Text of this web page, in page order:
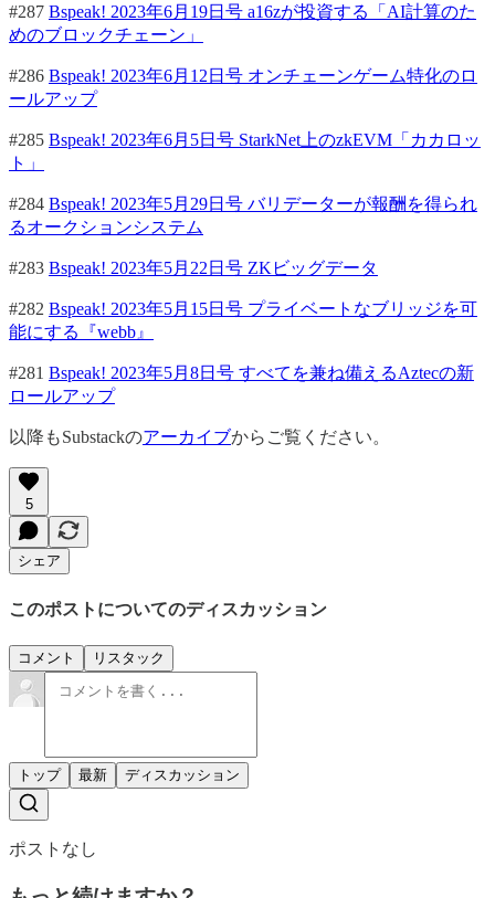
#287 Bspeak! 2023年6月19日号 a16zが投資する「AI計算のた
めのブロックチェーン」
#286 Bspeak! 2023年6月12日号 オンチェーンゲーム特化のロ
ールアップ
#285 Bspeak! 2023年6月5日号 StarkNet上のzkEVM「カカロッ
ト」
#284 Bspeak! 2023年5月29日号 バリデーターが報酬を得られ
るオークションシステム
#283 Bspeak! 2023年5月22日号 ZKビッグデータ
#282 Bspeak! 2023年5月15日号 プライベートなブリッジを可
能にする『webb』
#281 Bspeak! 2023年5月8日号 すべてを兼ね備えるAztecの新
ロールアップ
以降もSubstackのアーカイブからご覧ください。
5
シェア
このポストについてのディスカッション
コメント リスタック
トップ 最新 ディスカッション
ポストなし